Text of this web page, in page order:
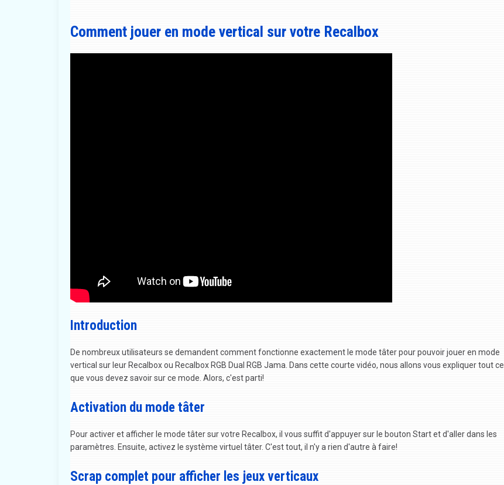
Comment jouer en mode vertical sur votre Recalbox
Introduction
De nombreux utilisateurs se demandent comment fonctionne exactement le mode tâter pour pouvoir jouer en mode
vertical sur leur Recalbox ou Recalbox RGB Dual RGB Jama. Dans cette courte vidéo, nous allons vous expliquer tout ce
que vous devez savoir sur ce mode. Alors, c'est parti!
Activation du mode tâter
Pour activer et afficher le mode tâter sur votre Recalbox, il vous suffit d'appuyer sur le bouton Start et d'aller dans les
paramètres. Ensuite, activez le système virtuel tâter. C'est tout, il n'y a rien d'autre à faire!
Scrap complet pour afficher les jeux verticaux